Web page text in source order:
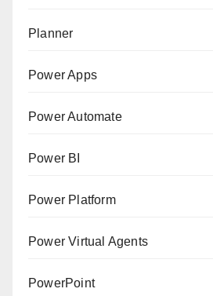
Planner
Power Apps
Power Automate
Power BI
Power Platform
Power Virtual Agents
PowerPoint